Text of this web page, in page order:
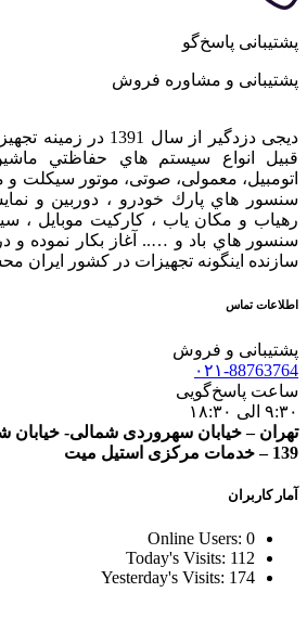
پشتیبانی پاسخ‌گو
پشتیبانی و مشاوره فروش
دیجی دزدگیر از سال
قبيل انواع سيستم هاي حفاظتي
اتومبیل، معمولی، صوتی، موتور سیکلت و
سنسور هاي پارك خودرو ، دوربين و
رهياب و مكان ياب ، كاركيت موبايل ،
سنسور هاي باد و ….. آغاز بكار نموده و
سازنده اينگونه تجهيزات در كشور ایران
اطلاعات تماس
پشتیبانی و فروش
۰۲۱-88763764
ساعت پاسخ‌گویی
۹:۳۰ الی ۱۸:۳۰
تهران – خيابان سهروردی شمالی- خيابان
139 – خدمات مرکزی استیل میت
آمار کاربران
Online Users: 0
Today's Visits: 112
Yesterday's Visits: 174